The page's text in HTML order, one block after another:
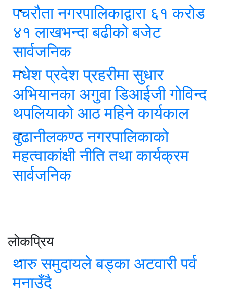
पचरौता नगरपालिकाद्वारा ६१ करोड
४१ लाखभन्दा बढीको बजेट
सार्वजनिक
मधेश प्रदेश प्रहरीमा सुधार
अभियानका अगुवा डिआईजी गोविन्द
थपलियाको आठ महिने कार्यकाल
बुढानीलकण्ठ नगरपालिकाको
महत्वाकांक्षी नीति तथा कार्यक्रम
सार्वजनिक
लोकप्रिय
थारु समुदायले बड्का अटवारी पर्व
मनाउँदै